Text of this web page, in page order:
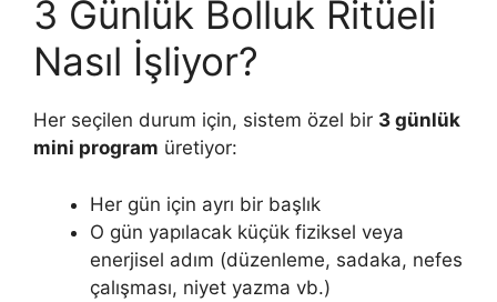
3 Günlük Bolluk Ritüeli
Nasıl İşliyor?
Her seçilen durum için, sistem özel bir 3 günlük
mini program üretiyor:
Her gün için ayrı bir başlık
O gün yapılacak küçük fiziksel veya
enerjisel adım (düzenleme, sadaka, nefes
çalışması, niyet yazma vb.)